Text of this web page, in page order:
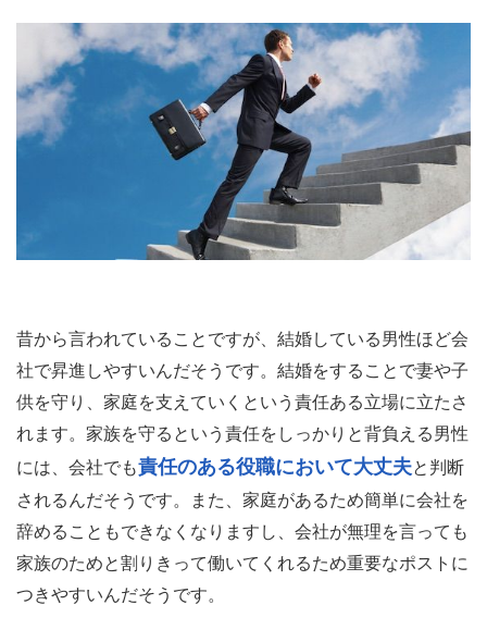
昔から言われていることですが、結婚している男性ほど会
社で昇進しやすいんだそうです。結婚をすることで妻や子
供を守り、家庭を支えていくという責任ある立場に立たさ
れます。家族を守るという責任をしっかりと背負える男性
には、会社でも責任のある役職において大丈夫と判断
されるんだそうです。また、家庭があるため簡単に会社を
辞めることもできなくなりますし、会社が無理を言っても
家族のためと割りきって働いてくれるため重要なポストに
つきやすいんだそうです。